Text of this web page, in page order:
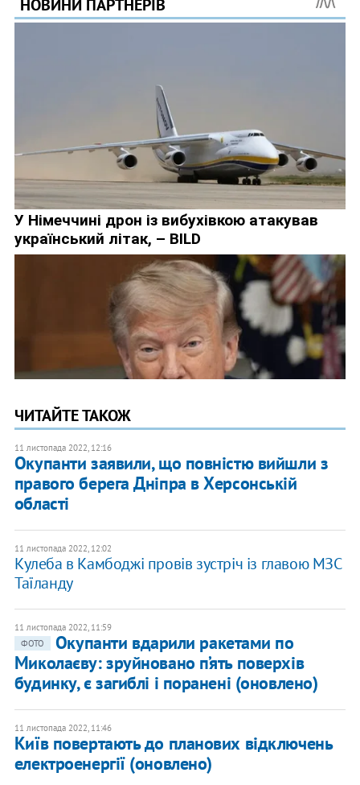
ЧИТАЙТЕ ТАКОЖ
11 листопада 2022, 12:16
Окупанти заявили, що повністю вийшли з
правого берега Дніпра в Херсонській
області
11 листопада 2022, 12:02
Кулеба в Камбоджі провів зустріч із главою МЗС
Таїланду
11 листопада 2022, 11:59
ФОТО
Окупанти вдарили ракетами по
Миколаєву: зруйновано п’ять поверхів
будинку, є загиблі і поранені (оновлено)
11 листопада 2022, 11:46
Київ повертають до планових відключень
електроенергії (оновлено)